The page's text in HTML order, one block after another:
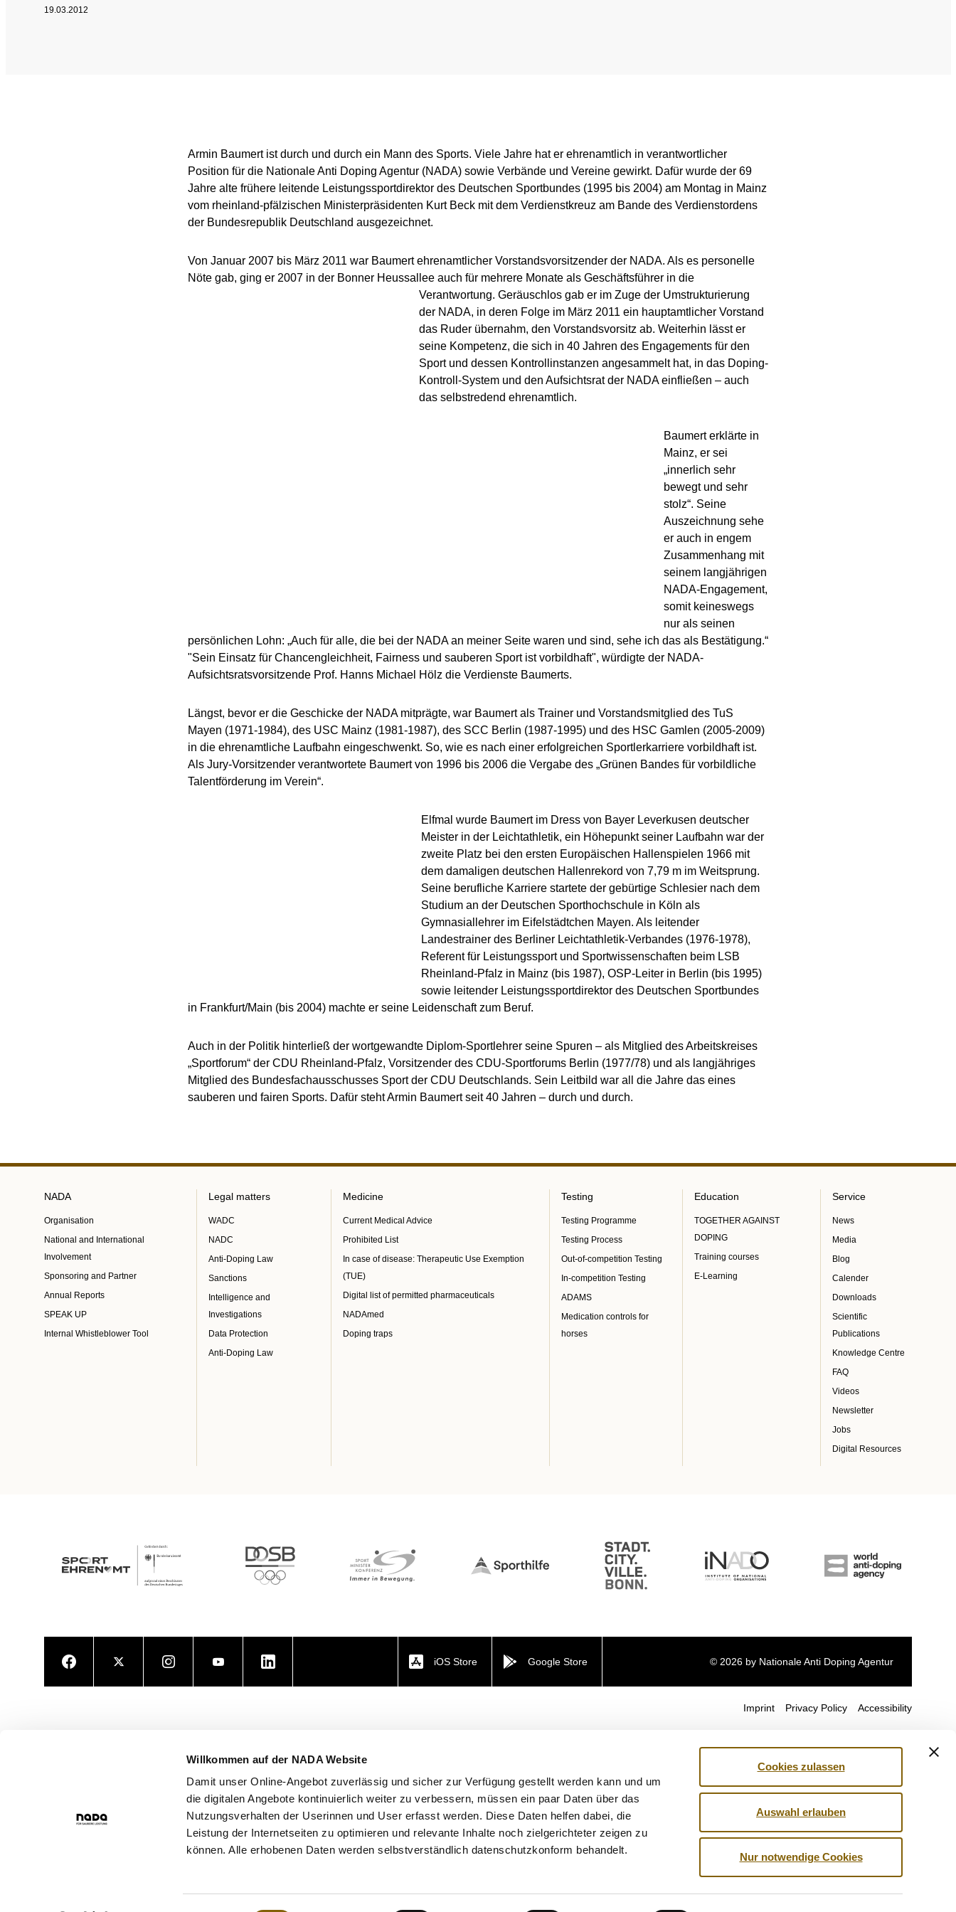
Willkommen auf der NADA Website
Damit unser Online-Angebot zuverlässig und sicher zur Verfügung gestellt werden kann und um
die digitalen Angebote kontinuierlich weiter zu verbessern, müssen ein paar Daten über das
Nutzungsverhalten der Userinnen und User erfasst werden. Diese Daten helfen dabei, die
Leistung der Internetseiten zu optimieren und relevante Inhalte noch zielgerichteter zeigen zu
können. Alle erhobenen Daten werden selbstverständlich datenschutzkonform behandelt.
Cookies zulassen
Auswahl erlauben
Nur notwendige Cookies
Data Protection
Anti-Doping Law
Digital list of permitted pharmaceuticals
NADAmed
Doping traps
In-competition Testing
Medication controls for horses
19.03.2012
Armin Baumert ist durch und durch ein Mann des Sports. Viele Jahre hat er ehrenamtlich in verantwortlicher
Position für die Nationale Anti Doping Agentur (NADA) sowie Verbände und Vereine gewirkt. Dafür wurde der 69
Jahre alte frühere leitende Leistungssportdirektor des Deutschen Sportbundes (1995 bis 2004) am Montag in Mainz
vom rheinland-pfälzischen Ministerpräsidenten Kurt Beck mit dem Verdienstkreuz am Bande des Verdienstordens
der Bundesrepublik Deutschland ausgezeichnet.
Von Januar 2007 bis März 2011 war Baumert ehrenamtlicher Vorstandsvorsitzender der NADA. Als es personelle
Nöte gab, ging er 2007 in der Bonner Heussallee auch für mehrere Monate als Geschäftsführer in die
Verantwortung. Geräuschlos gab er im Zuge der Umstrukturierung
der NADA, in deren Folge im März 2011 ein hauptamtlicher Vorstand
das Ruder übernahm, den Vorstandsvorsitz ab. Weiterhin lässt er
seine Kompetenz, die sich in 40 Jahren des Engagements für den
Sport und dessen Kontrollinstanzen angesammelt hat, in das Doping-
Kontroll-System und den Aufsichtsrat der NADA einfließen – auch
das selbstredend ehrenamtlich.
Baumert erklärte in
Mainz, er sei
„innerlich sehr
bewegt und sehr
stolz“. Seine
Auszeichnung sehe
er auch in engem
Zusammenhang mit
seinem langjährigen
NADA-Engagement,
somit keineswegs
nur als seinen
persönlichen Lohn: „Auch für alle, die bei der NADA an meiner Seite waren und sind, sehe ich das als Bestätigung.“
"Sein Einsatz für Chancengleichheit, Fairness und sauberen Sport ist vorbildhaft", würdigte der NADA-
Aufsichtsratsvorsitzende Prof. Hanns Michael Hölz die Verdienste Baumerts.
Längst, bevor er die Geschicke der NADA mitprägte, war Baumert als Trainer und Vorstandsmitglied des TuS
Mayen (1971-1984), des USC Mainz (1981-1987), des SCC Berlin (1987-1995) und des HSC Gamlen (2005-2009)
in die ehrenamtliche Laufbahn eingeschwenkt. So, wie es nach einer erfolgreichen Sportlerkarriere vorbildhaft ist.
Als Jury-Vorsitzender verantwortete Baumert von 1996 bis 2006 die Vergabe des „Grünen Bandes für vorbildliche
Talentförderung im Verein“.
Elfmal wurde Baumert im Dress von Bayer Leverkusen deutscher
Meister in der Leichtathletik, ein Höhepunkt seiner Laufbahn war der
zweite Platz bei den ersten Europäischen Hallenspielen 1966 mit
dem damaligen deutschen Hallenrekord von 7,79 m im Weitsprung.
Seine berufliche Karriere startete der gebürtige Schlesier nach dem
Studium an der Deutschen Sporthochschule in Köln als
Gymnasiallehrer im Eifelstädtchen Mayen. Als leitender
Landestrainer des Berliner Leichtathletik-Verbandes (1976-1978),
Referent für Leistungssport und Sportwissenschaften beim LSB
Rheinland-Pfalz in Mainz (bis 1987), OSP-Leiter in Berlin (bis 1995)
sowie leitender Leistungssportdirektor des Deutschen Sportbundes
in Frankfurt/Main (bis 2004) machte er seine Leidenschaft zum Beruf.
Auch in der Politik hinterließ der wortgewandte Diplom-Sportlehrer seine Spuren – als Mitglied des Arbeitskreises
„Sportforum“ der CDU Rheinland-Pfalz, Vorsitzender des CDU-Sportforums Berlin (1977/78) und als langjähriges
Mitglied des Bundesfachausschusses Sport der CDU Deutschlands. Sein Leitbild war all die Jahre das eines
sauberen und fairen Sports. Dafür steht Armin Baumert seit 40 Jahren – durch und durch.
NADA
Organisation
National and International
Involvement
Sponsoring and Partner
Annual Reports
SPEAK UP
Internal Whistleblower Tool
Legal matters
WADC
NADC
Anti-Doping Law
Sanctions
Intelligence and
Investigations
Data Protection
Anti-Doping Law
Medicine
Current Medical Advice
Prohibited List
In case of disease: Therapeutic Use Exemption
(TUE)
Digital list of permitted pharmaceuticals
NADAmed
Doping traps
Testing
Testing Programme
Testing Process
Out-of-competition Testing
In-competition Testing
ADAMS
Medication controls for
horses
Education
TOGETHER AGAINST
DOPING
Training courses
E-Learning
Service
News
Media
Blog
Calender
Downloads
Scientific
Publications
Knowledge Centre
FAQ
Videos
Newsletter
Jobs
Digital Resources
Facebook Twitter Instagram Youtube LinkedIn iOS Store Google Store © 2026 by Nationale Anti Doping Agentur
Imprint Privacy Policy Accessibility